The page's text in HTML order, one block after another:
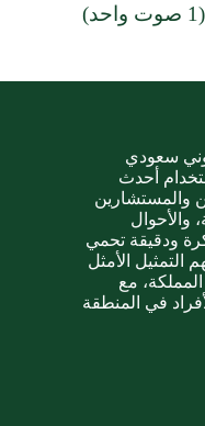
سعودي
أحدث
والمستشارين
والأحوال
ودقيقة تحمي
الأمثل
مع
في المنطقة